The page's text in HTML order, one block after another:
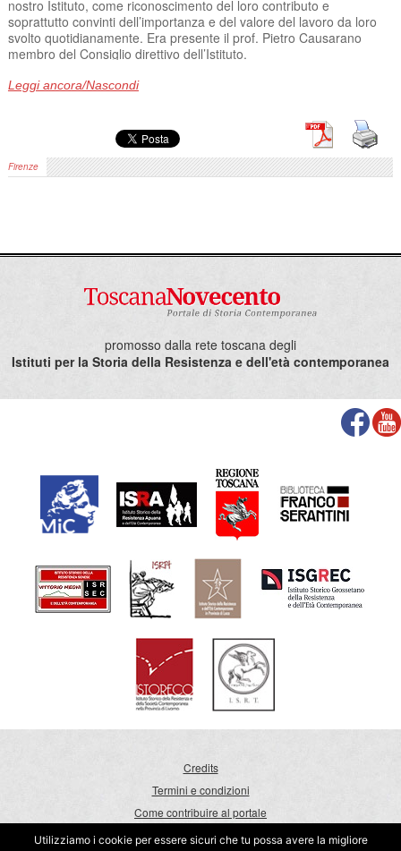
nostro Istituto, come riconoscimento del loro contributo e
soprattutto convinti dell’importanza e del valore del lavoro da loro
svolto quotidianamente. Era presente il prof. Pietro Causarano
membro del Consiglio direttivo dell’Istituto.
Istituto, accolta dal presidente Chiti e dal direttore Mazzoni, e ci
sostenute). Ringraziamo sentitamente le organizzazioni e tutti
coloro che hanno contribuito alla donazione.
Leggi ancora/Nascondi
Firenze
promosso dalla rete toscana degli
Istituti per la Storia della Resistenza e dell'età contemporanea
Credits
Termini e condizioni
Come contribuire al portale
I nostri progetti
Utilizziamo i cookie per essere sicuri che tu possa avere la migliore